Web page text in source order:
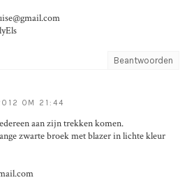
Beantwoorden
OM 21:44
aan zijn trekken komen.
zwarte broek met blazer in lichte kleur